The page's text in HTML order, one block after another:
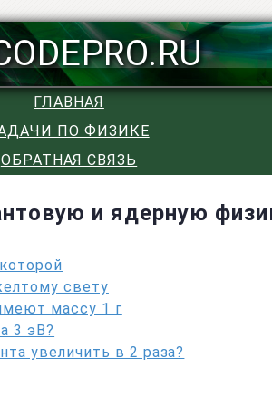
ГЛАВНАЯ
ПО ФИЗИКЕ
ОБРАТНАЯ СВЯЗЬ
и ядерную
свету
массу 1 г
3 эВ?
увеличить в 2 раза?